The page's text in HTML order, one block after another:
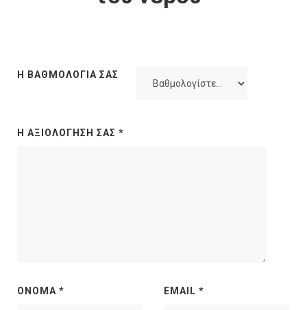
Η ΒΑΘΜΟΛΟΓΊΑ ΣΑΣ
Η ΑΞΙΟΛΌΓΗΣΉ ΣΑΣ *
ΌΝΟΜΑ * EMAIL *